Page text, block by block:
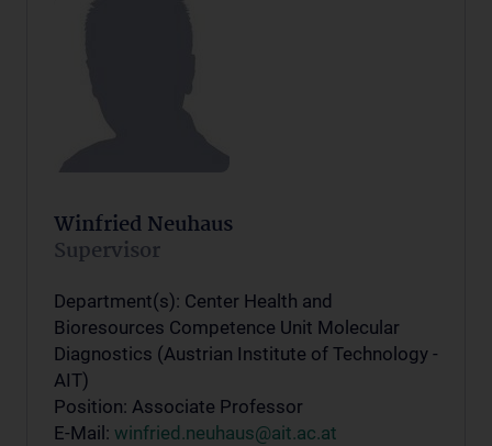
Winfried Neuhaus
Supervisor
Department(s): Center Health and
Bioresources Competence Unit Molecular
Diagnostics (Austrian Institute of Technology -
AIT)
Position: Associate Professor
E-Mail: winfried.neuhaus@ait.ac.at